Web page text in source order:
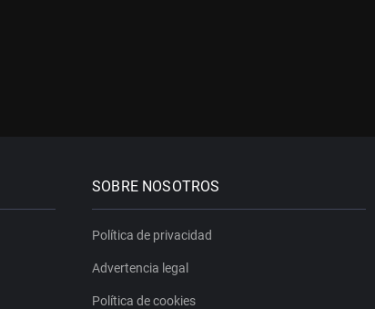
SOBRE NOSOTROS
Política de privacidad
Advertencia legal
Política de cookies